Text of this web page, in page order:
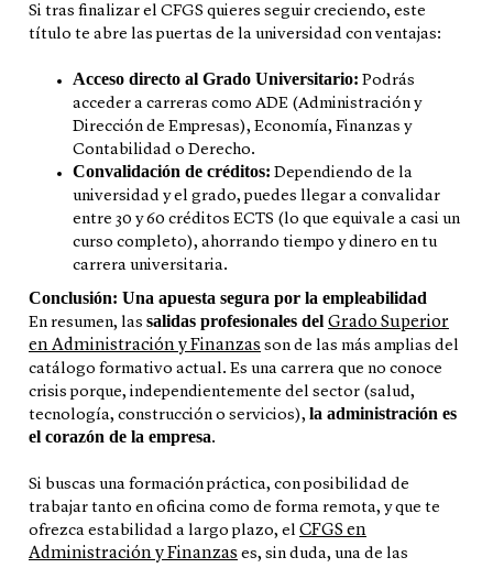
Si tras finalizar el CFGS quieres seguir creciendo, este
título te abre las puertas de la universidad con ventajas:
Acceso directo al Grado Universitario: Podrás
acceder a carreras como ADE (Administración y
Dirección de Empresas), Economía, Finanzas y
Contabilidad o Derecho.
Convalidación de créditos: Dependiendo de la
universidad y el grado, puedes llegar a convalidar
entre 30 y 60 créditos ECTS (lo que equivale a casi un
curso completo), ahorrando tiempo y dinero en tu
carrera universitaria.
Conclusión: Una apuesta segura por la empleabilidad
En resumen, las salidas profesionales del Grado Superior
en Administración y Finanzas son de las más amplias del
catálogo formativo actual. Es una carrera que no conoce
crisis porque, independientemente del sector (salud,
tecnología, construcción o servicios), la administración es
el corazón de la empresa.
Si buscas una formación práctica, con posibilidad de
trabajar tanto en oficina como de forma remota, y que te
ofrezca estabilidad a largo plazo, el CFGS en
Administración y Finanzas es, sin duda, una de las